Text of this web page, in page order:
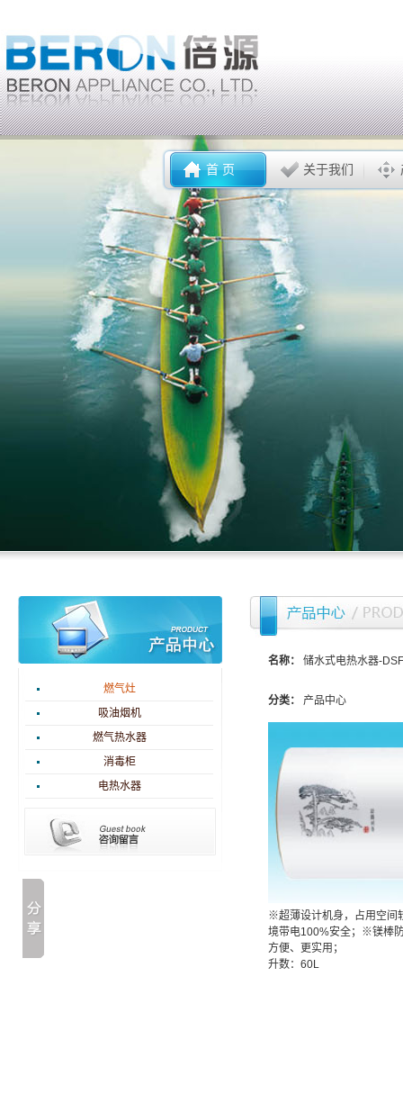
首 页 关于我们
燃气灶
吸油烟机
燃气热水器
消毒柜
电热水器
名称： 储水式电热水器-
分类： 产品中心
※超薄设计机身，占用空间
境带电100%安全；※镁棒
方便、更实用；
升数：60L